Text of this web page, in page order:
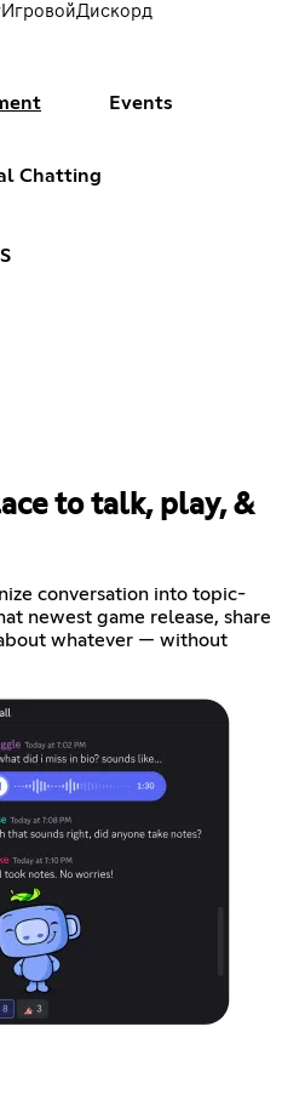
Events
Chatting
to talk, play, &
conversation into topic-
newest game release, share
whatever — without